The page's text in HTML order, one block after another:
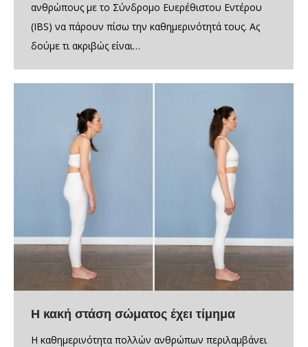
ανθρώπους με το Σύνδρομο Ευερέθιστου Εντέρου
(IBS) να πάρουν πίσω την καθημερινότητά τους. Ας
δούμε τι ακριβώς είναι…
Η κακή στάση σώματος έχει τίμημα
Η καθημερινότητα πολλών ανθρώπων περιλαμβάνει